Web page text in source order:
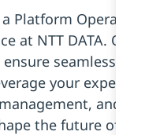
Platform
at NTT DATA.
seamless
your expertise
and
the future of our